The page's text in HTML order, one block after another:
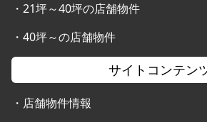
・ 21坪～40坪の店舗物件
・ 40坪～の店舗物件
サイトコンテン
・ 店舗物件情報